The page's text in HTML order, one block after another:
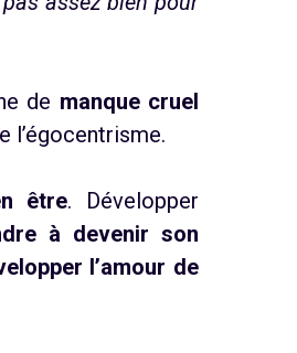
de manque cruel
l’égocentrisme.
être. Développer
à devenir son
l’amour de